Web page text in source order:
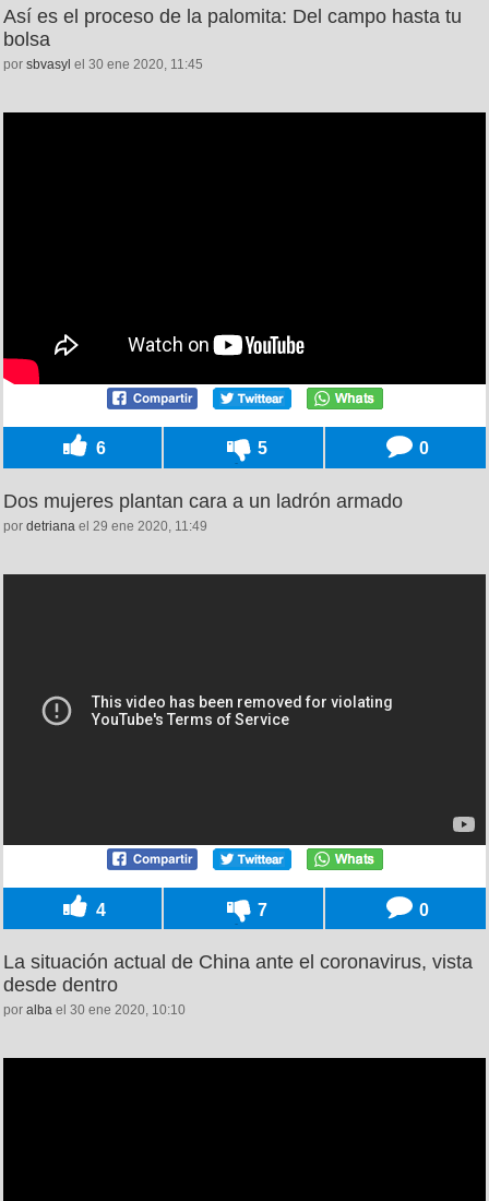
Así es el proceso de la palomita: Del campo hasta tu
bolsa
por sbvasyl el 30 ene 2020, 11:45
6 5 0
Dos mujeres plantan cara a un ladrón armado
por detriana el 29 ene 2020, 11:49
4 7 0
La situación actual de China ante el coronavirus, vista
desde dentro
por alba el 30 ene 2020, 10:10